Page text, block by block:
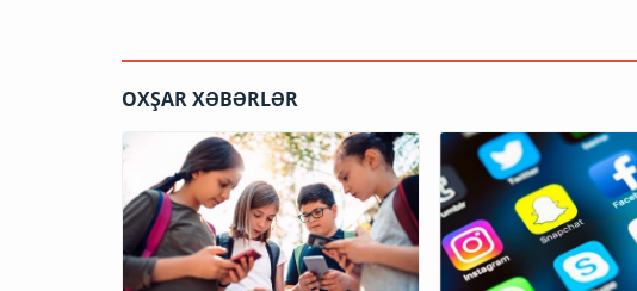
OXŞAR XƏBƏRLƏR